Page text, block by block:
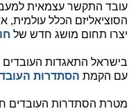
עובד התקשר עצמאית
הסוציאליזם הכלל עולמית,
יצרו תחום מושג חדש של
בישראל התאגדות העובדים
עם הקמת הסתדרות
מטרת הסתדרות העובדים